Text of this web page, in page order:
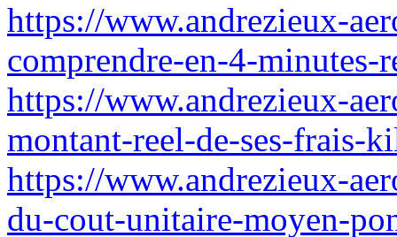
https://www.andrezieux-
comprendre-en-4-minutes-
https://www.andrezieux-
montant-reel-de-ses-frais-
https://www.andrezieux-
du-cout-unitaire-moyen-